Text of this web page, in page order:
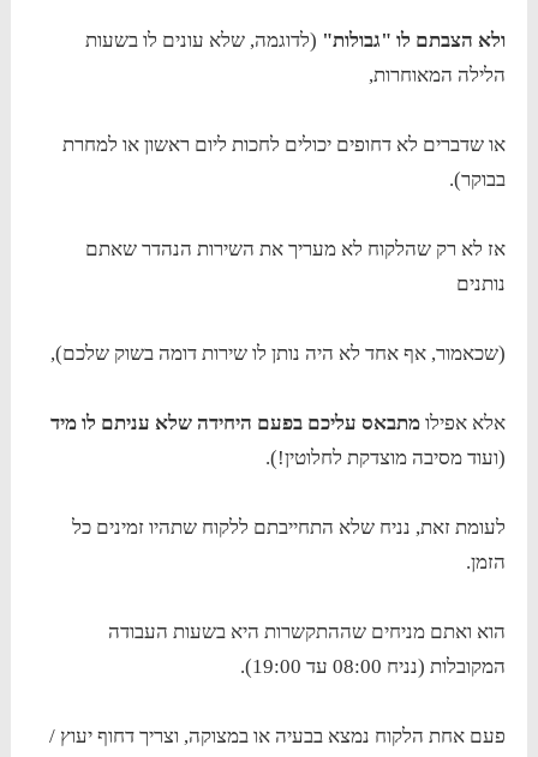
ולא הצבתם לו "גבולות" (לדוגמה, שלא עונים לו בשעות
הלילה המאוחרות,
או שדברים לא דחופים יכולים לחכות ליום ראשון או למחרת
בבוקר).
אז לא רק שהלקוח לא מעריך את השירות הנהדר שאתם
נותנים
(שכאמור, אף אחד לא היה נותן לו שירות דומה בשוק שלכם),
אלא אפילומתבאס עליכם בפעם היחידה שלא עניתם לו מיד
(ועוד מסיבה מוצדקת לחלוטין!).
לעומת זאת, נניח שלא התחייבתם ללקוח שתהיו זמינים כל
הזמן.
הוא ואתם מניחים שההתקשרות היא בשעות העבודה
המקובלות (נניח 08:00 עד 19:00).
פעם אחת הלקוח נמצא בבעיה או במצוקה, וצריך דחוף יעוץ /